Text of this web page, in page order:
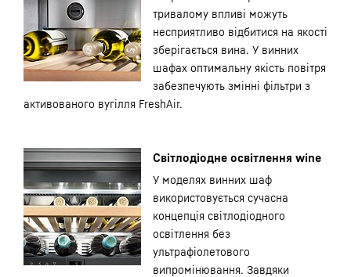
тривалому впливі можуть
несприятливо відбитися на якості
зберігається вина. У винних
шафах оптимальну якість повітря
забезпечують змінні фільтри з
активованого вугілля FreshAir.
Світлодіодне освітлення wine
У моделях винних шаф
використовується сучасна
концепція світлодіодного
освітлення без
ультрафіолетового
випромінювання. Завдяки